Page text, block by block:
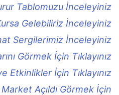
Tablomuzu İnceleyiniz
Gelebiliriz İnceleyiniz
Sergilerimiz İnceleyiniz
Görmek İçin Tıklayınız
Etkinlikler İçin Tıklayınız
Açıldı Görmek İçin